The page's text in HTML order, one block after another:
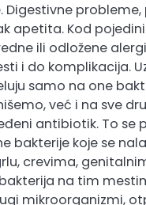
Digestivne
apetita. Kod
ili odložene
i do komplikacija.
samo na one
već i na sve
antibiotik. To se
bakterije koje se
crevima,
na tim
mikroorganizmi,